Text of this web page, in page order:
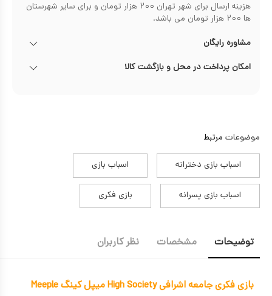
هزینه ارسال برای شهر تهران ۲۰۰ هزار تومان و برای سایر شهرستان
ها ۲۰۰ هزار تومان می باشد.
مشاوره رایگان
امکان پرداخت در محل و بازگشت کالا
موضوعات مرتبط
اسباب بازی دخترانه اسباب بازی
اسباب بازی پسرانه بازی فکری
توضیحات مشخصات نظر کاربران
بازی فکری جامعه اشرافی High Society میپل کینگ Meeple